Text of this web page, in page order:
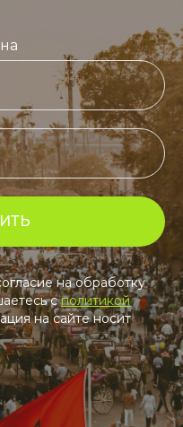
на обработку
cполитикой
на сайте носит